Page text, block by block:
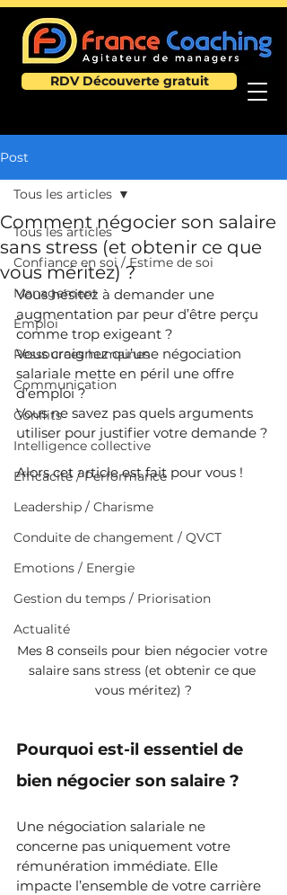
RDV Découverte gratuit
Post
Tous les articles
Confiance en soi / Estime de soi
Management
Emploi
Ressources humaines
Communication
Conflits
Intelligence collective
Efficacité / Performance
Leadership / Charisme
Conduite de changement / QVCT
Emotions / Energie
Gestion du temps / Priorisation
Actualité
Tous les articles
Comment négocier son salaire
sans stress (et obtenir ce que
vous méritez) ?
Vous hésitez à demander une
augmentation par peur d’être perçu
comme trop exigeant ?
Vous craignez qu’une négociation
salariale mette en péril une offre
d’emploi ?
Vous ne savez pas quels arguments
utiliser pour justifier votre demande ?
Alors cet article est fait pour vous !
Mes 8 conseils pour bien négocier votre
salaire sans stress (et obtenir ce que
vous méritez) ?
Pourquoi est-il essentiel de
bien négocier son salaire ?
Une négociation salariale ne
concerne pas uniquement votre
rémunération immédiate. Elle
impacte l’ensemble de votre carrière